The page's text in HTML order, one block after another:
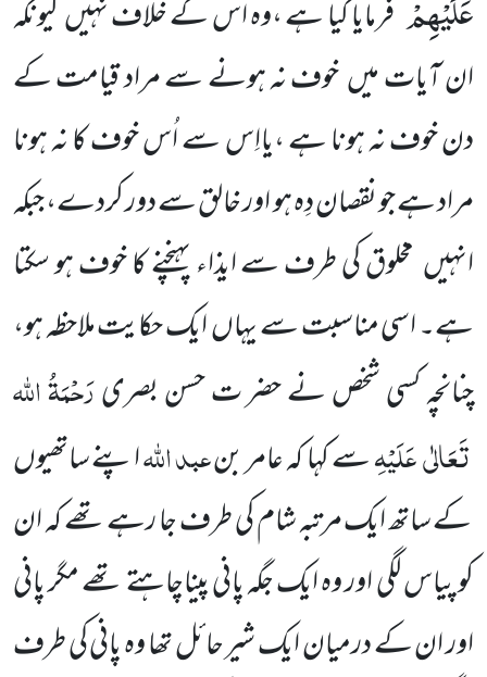
‘‘فرمایا گیا ہے ،وہ اس کے خلاف نہیںکیونکہ
ان آیات میںخوف نہ ہونےسے مراد قیامت کے
دن خوف نہ ہونا ہے ،یااِس سے اُس خوف کا نہ ہونا
مراد ہے جو نقصان دِہ ہو اور خالق سے دور کردے،جبکہ
انہیں مخلوق کی طرف سے ایذاء پہنچنے کا خوف ہو سکتا
ہے۔ اسی مناسبت سے یہاںایک حکایت ملاحظہ ہو،
چنانچہ کسی شخصنے حضر ت حسن بصریرَحْمَۃُ اللہ
تَعَالٰیعَلَیْہِسے کہا کہ عامر بنعبد اللہاپنے ساتھیوں
کے ساتھ ایک مرتبہ شام کی طرف جا رہے تھے کہ ان
کو پیاس لگی اور وہ ایک جگہ پانی پیناچاہتے تھے مگر پانی
اور ان کے درمیان ایک شیر حائل تھا وہ پانی کی طرف